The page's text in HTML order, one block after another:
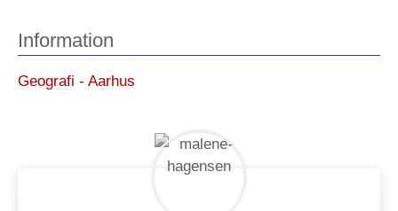
Information
Geografi - Aarhus